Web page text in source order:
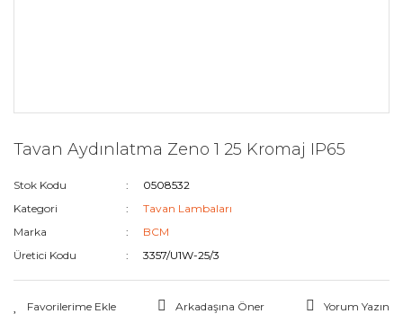
Tavan Aydınlatma Zeno 1 25 Kromaj IP65
Stok Kodu
0508532
Kategori
Tavan Lambaları
Marka
BCM
Üretici Kodu
3357/U1W-25/3
Arkadaşına Öner Yorum Yazın